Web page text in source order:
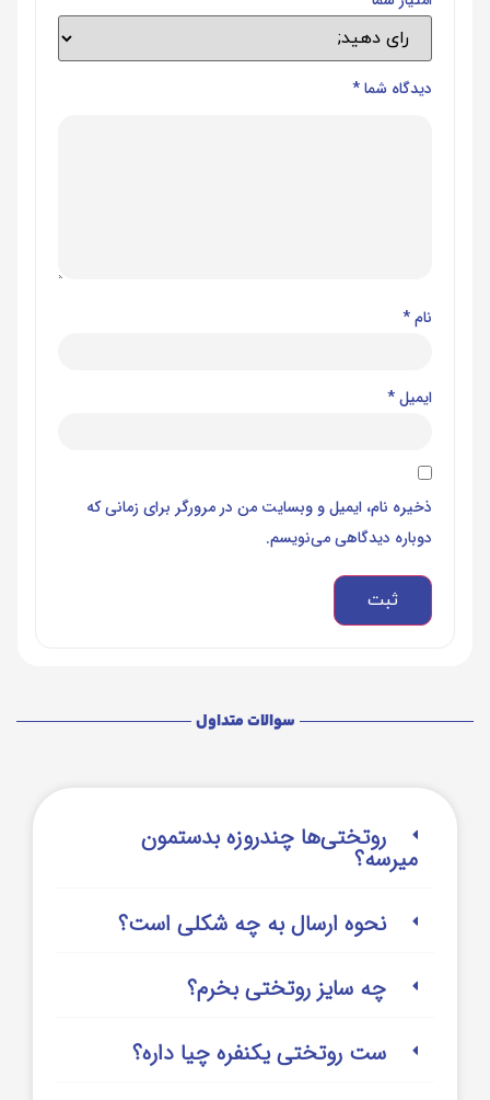
دیدگاه شما*
نام*
ایمیل*
ذخیره نام، ایمیل و وبسایت من در مرورگر برای زمانی که
دوباره دیدگاهی می‌نویسم.
سوالات متداول
روتختی‌‌ها چندروزه بدستمون
میرسه؟
نحوه ارسال به چه شکلی است؟
چه سایز روتختی بخرم؟
ست روتختی یکنفره چیا داره؟